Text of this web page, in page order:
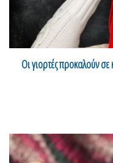
Οι γιορτές προκαλούν